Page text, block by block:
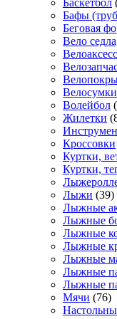
Баскетбол
Бафы
Беговая
Вело
Велосумки
Волейбол
Жилетки
Кроссовки
Куртки,
Куртки,
Лыжи (39)
Лыжные
Лыжные
Лыжные
Лыжные
Лыжные
Лыжные
Лыжные
Мячи (76)